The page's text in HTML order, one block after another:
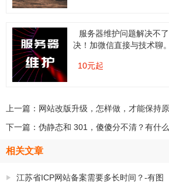
服务器维护问题解决不
决！加微信直接与技术聊。
10元起
上一篇： 网站改版升级，怎样做，才能保持
下一篇： 伪静态和 301，傻傻分不清？有什
相关文章
江苏省ICP网站备案需要多长时间？-有图